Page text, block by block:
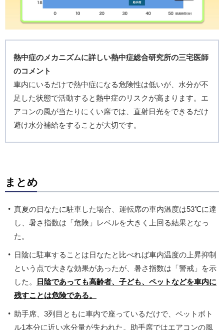
熱中症のメカニズムに詳しい熱中症総合研究所の三宅医師
のコメント
車内にいるだけで熱中症になる危険性は低いが、水分が不
足した状態で活動すると熱中症のリスクが高まります。エ
アコンの風が当たりにくい席では、直射日光をできるだけ
避け水分補給をすることが大切です。
まとめ
真夏の日なたに駐車した場合、運転席の車内温度は53℃に達
し、暑さ指数は「危険」レベルを大きく上回る結果となっ
た。
日陰に駐車することは日なたと比べれば車内温度の上昇抑制
という点で大きな効果があったが、暑さ指数は「警戒」を示
した。
日陰であっても高齢者、子ども、ペットなどを車内に
残すことは危険である。
助手席、3列目ともに車内で座っているだけで、ペットボト
ル1本分に近い水分量が失われた。助手席ではエアコンの風